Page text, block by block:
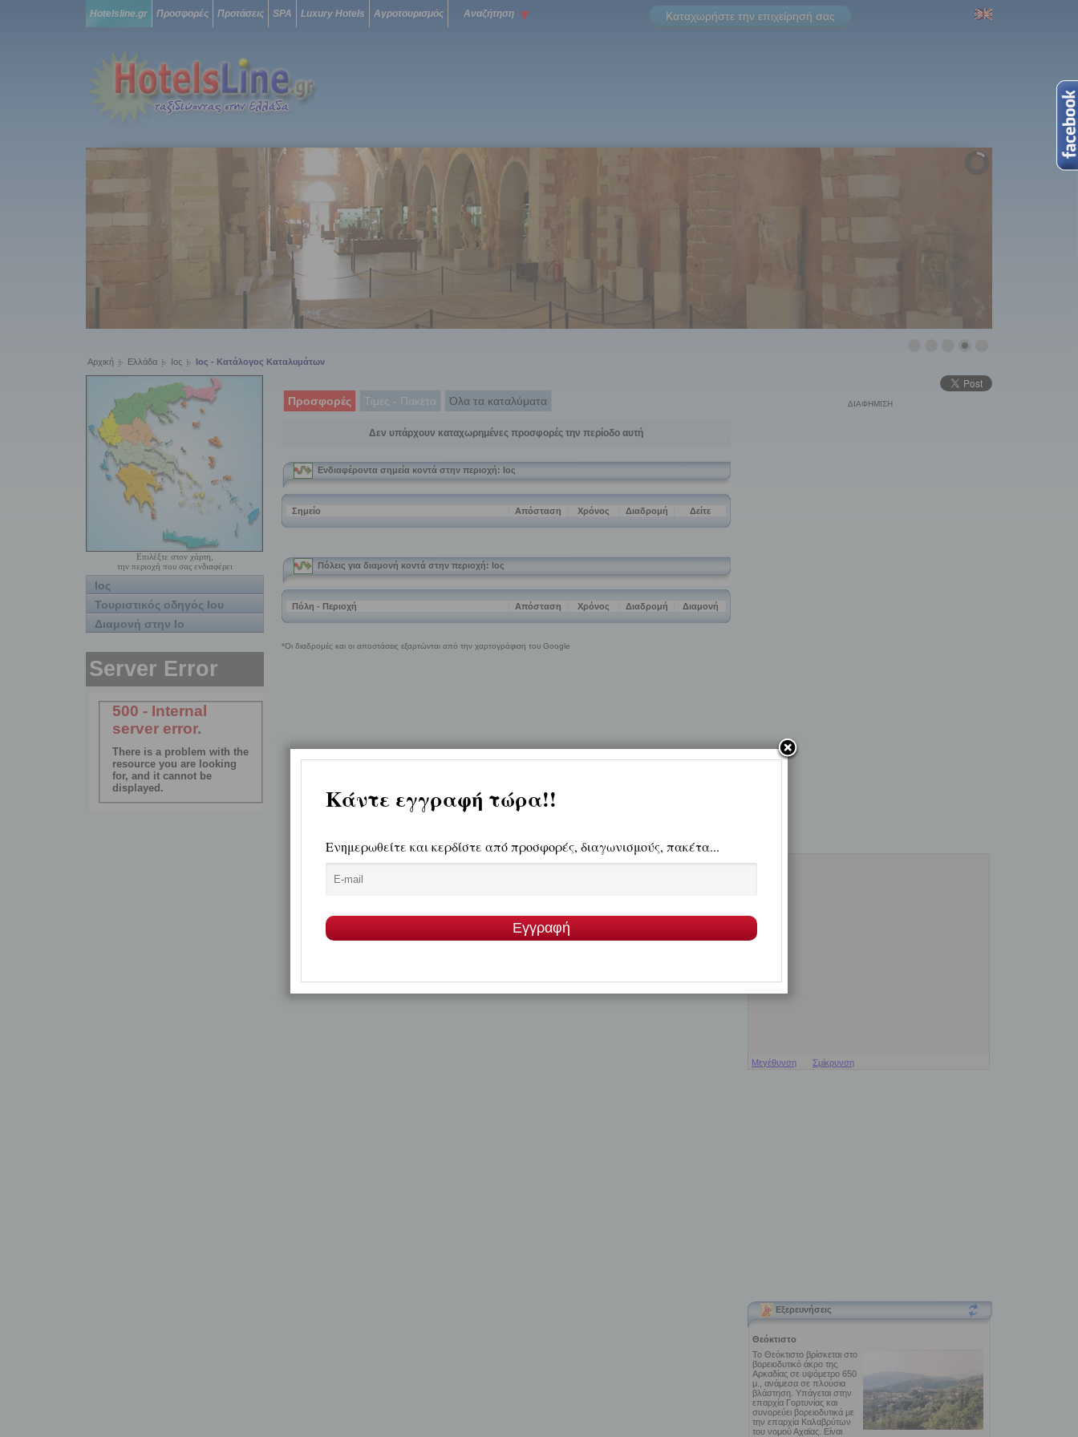
Hotelsline.gr Προσφορές Προτάσεις SPA Luxury Hotels Αγροτουρισμός Αναζήτηση Καταχωρήστε την επιχείρησή σας
Αρχική Ελλάδα Ιος Ιος - Κατάλογος Καταλυμάτων
Επιλέξτε στον χάρτη,
την περιοχή που σας ενδιαφέρει
Ιος
Τουριστικός οδηγός Ιου
Διαμονή στην Ιο
Προσφορές Τιμές - Πακέτα Όλα τα καταλύματα
Δεν υπάρχουν καταχωρημένες προσφορές την περίοδο αυτή
ΔΙΑΦΗΜΙΣΗ
Μεγέθυνση Σμίκρυνση
Εξερευνήσεις